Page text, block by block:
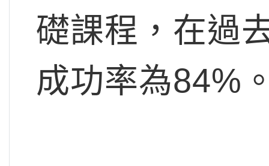
礎課程，在過
成功率為84%